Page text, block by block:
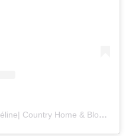
Une publication partagée par Céline| Country Home & Blooms (@countryhomeandblooms)